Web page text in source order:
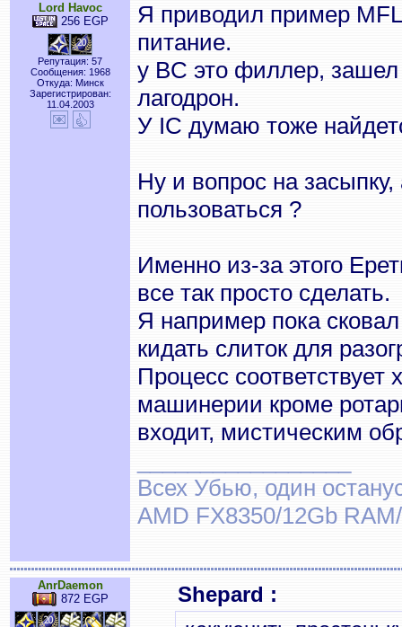
Lord Havoc
256 EGP
Репутация: 57
Сообщения: 1968
Откуда: Минск
Зарегистрирован:
11.04.2003
Я приводил пример
питание.
у BC это филлер, зашел
лагодрон.
У IC думаю тоже
Ну и вопрос на
пользоваться ?
Именно из-за этого
все так просто сделать.
Я например пока
кидать слиток для
Процесс соответствует
машинерии кроме
входит, мистическим
Всех Убью, один
AMD FX8350/12Gb
AnrDaemon
872 EGP
Shepard :